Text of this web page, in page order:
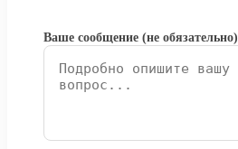
Ваше сообщение (не обязательно)